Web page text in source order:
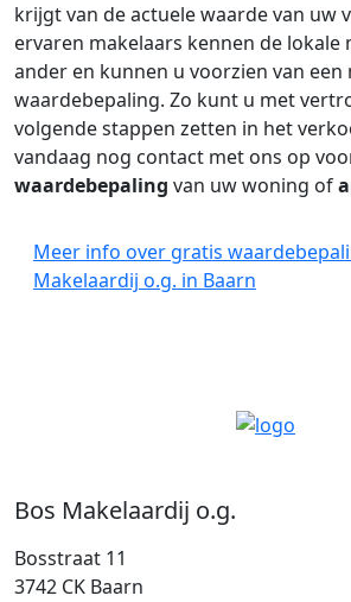
Bos Makelaardij o.g.
Bosstraat 11
3742 CK Baarn
krijgt van de actuele waarde van uw
ervaren makelaars kennen de lokale
ander en kunnen u voorzien van
waardebepaling. Zo kunt u met
volgende stappen zetten in het
vandaag nog contact met ons op
waardebepaling van uw woning of
Meer info over gratis
Makelaardij o.g. in Baarn